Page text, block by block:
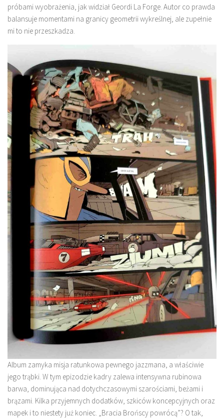
próbami wyobrażenia, jak widział Geordi La Forge. Autor co prawda
balansuje momentami na granicy geometrii wykreślnej, ale zupełnie
mi to nie przeszkadza.
Album zamyka misja ratunkowa pewnego jazzmana, a właściwie
jego trąbki. W tym epizodzie kadry zalewa intensywna rubinowa
barwa, dominująca nad dotychczasowymi szarościami, beżami i
brązami. Kilka przyjemnych dodatków, szkiców koncepcyjnych oraz
mapek i to niestety już koniec. „Bracia Brońscy powrócą”? O tak,